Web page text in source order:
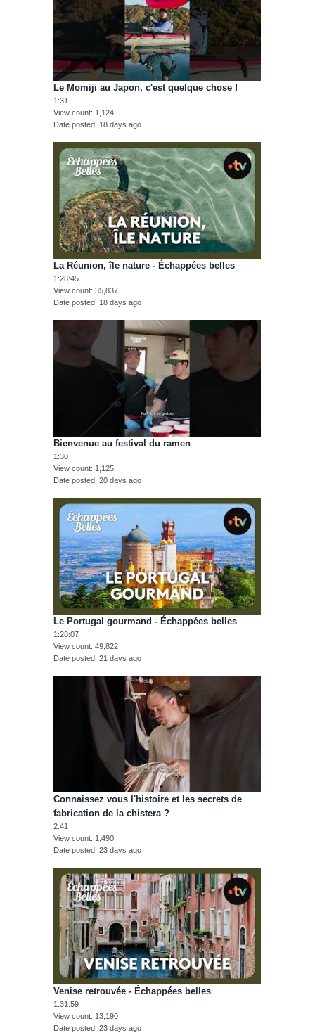
Le Momiji au Japon, c'est quelque chose !
1:31
View count 1,124
Date posted
18 days ago
La Réunion, île nature - Échappées belles
1:28:45
View count 35,837
Date posted
18 days ago
Bienvenue au festival du ramen
1:30
View count 1,125
Date posted 20 days ago
Le Portugal gourmand - Échappées belles
1:28:07
View count 49,822
Date posted 21 days ago
Connaissez vous l'histoire et les secrets de
fabrication de la chistera ?
2:41
View count 1,490
Date posted 23 days ago
Venise retrouvée - Échappées belles
1:31:59
View count 13,190
Date posted 23 days ago